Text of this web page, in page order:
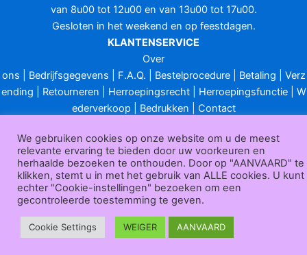
van 8u00 tot 12u00 en van 13u00 tot 17u00.
Gesloten in het weekend en op feestdagen.
KLANTENSERVICE
Over
ons
Bedrijfsgegevens F.A.Q. Bestelprocedure| Betaling
Verz
ending
Retourneren Herroepingsrecht| Herroepingsfunctie| W
ederverkoop
Bedrukken
Contact
Maxisafety.nl © 2026
We gebruiken cookies op onze website om u de meest
relevante ervaring te bieden door uw voorkeuren en
herhaalde bezoeken te onthouden. Door op "AANVAARD" te
klikken, stemt u in met het gebruik van ALLE cookies. U kunt
echter "Cookie-instellingen" bezoeken om een
gecontroleerde toestemming te geven.
Cookie Settings WEIGER AANVAARD